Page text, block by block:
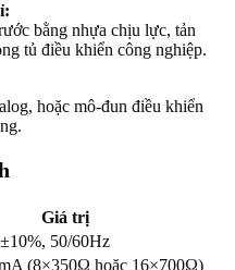
bằng nhựa chịu lực, tản
tủ điều khiển công nghiệp.
hoặc mô-đun điều khiển
Giá trị
50/60Hz
(8×350Ω hoặc 16×700Ω)